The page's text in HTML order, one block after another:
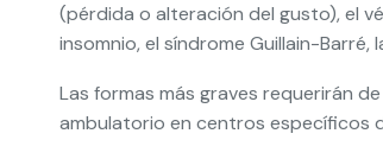
(pérdida o alteración del gusto), el
insomnio, el síndrome Guillain-
Las formas más graves requerirán
ambulatorio en centros específicos